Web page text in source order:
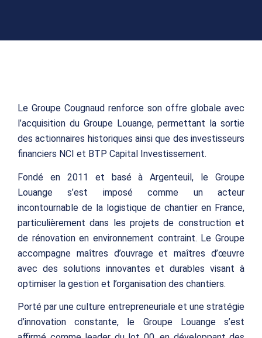
Le Groupe Cougnaud renforce son offre globale avec
l’acquisition du Groupe Louange, permettant la sortie
des actionnaires historiques ainsi que des investisseurs
financiers NCI et BTP Capital Investissement.
Fondé en 2011 et basé à Argenteuil, le Groupe
Louange s’est imposé comme un acteur
incontournable de la logistique de chantier en France,
particulièrement dans les projets de construction et
de rénovation en environnement contraint. Le Groupe
accompagne maîtres d’ouvrage et maîtres d’œuvre
avec des solutions innovantes et durables visant à
optimiser la gestion et l’organisation des chantiers.
Porté par une culture entrepreneuriale et une stratégie
d’innovation constante, le Groupe Louange s’est